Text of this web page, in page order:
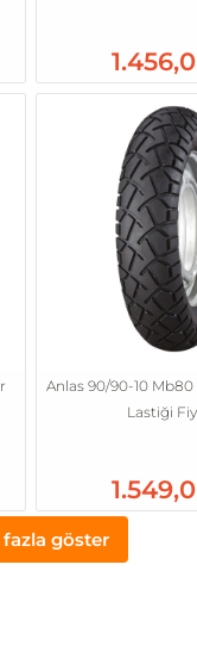
Anlas 90/90-10 Mb80
Lastiği
fazla göster